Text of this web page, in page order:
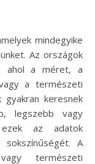
Az országok
ahol a méret, a
a természeti
gyakran keresnek
legszebb vagy
ezek az adatok
A
természeti